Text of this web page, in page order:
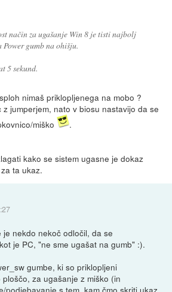
način za ugašanje Win 8 je tisti najbolj
gumb na ohišju.
5 sekund.
nimaš priklopljenega na mobo ?
jumperjem, nato v biosu nastavijo da se
miško
.
kako se sistem ugasne je dokaz
ta ukaz.
nekdo nekoč odločil, da se
je PC, "ne sme ugašat na gumb" :).
gumbe, ki so priklopljeni
za ugašanje z miško (in